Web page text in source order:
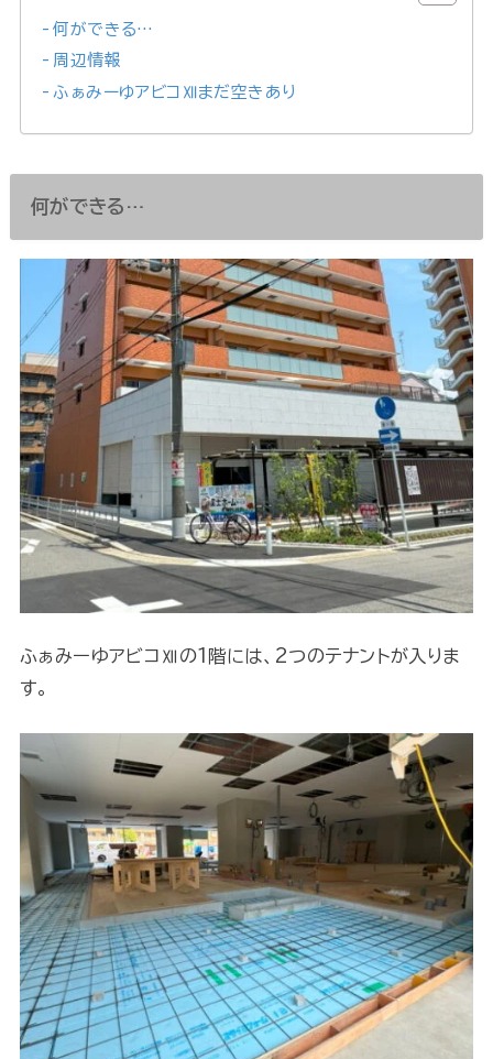
何ができる…
周辺情報
ふぁみーゆアビコⅫまだ空きあり
何ができる…
ふぁみーゆアビコⅫの1階には、2つのテナントが入りま
す。